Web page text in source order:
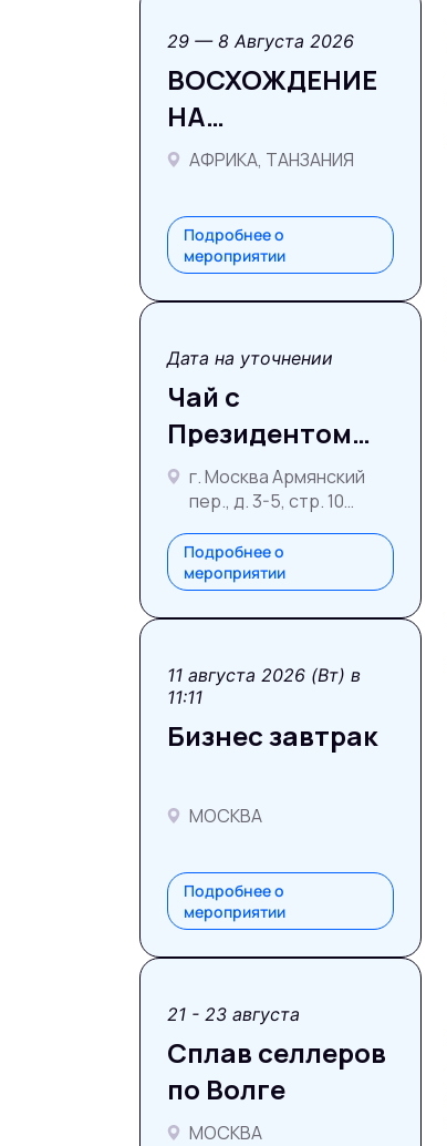
29 — 8 Августа 2026
ВОСХОЖДЕНИЕ
НА
КИЛИМАНДЖАРО
АФРИКА, ТАНЗАНИЯ
Подробнее о
мероприятии
Дата на уточнении
Чай с
Президентом
MPSellers
г. Москва Армянский
пер., д. 3-5, стр. 10
мастерская»
Подробнее о
мероприятии
11 августа 2026 (Вт) в
11:11
Бизнес завтрак
МОСКВА
Подробнее о
мероприятии
21 - 23 августа
Сплав селлеров
по Волге
МОСКВА